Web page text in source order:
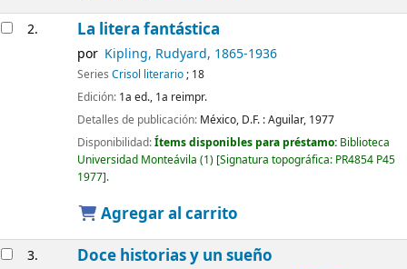
2. La litera fantástica
por Kipling, Rudyard, 1865-1936
Series Crisol literario; 18
Edición: 1a ed., 1a reimpr.
Detalles de publicación: México, D.F. :Aguilar, 1977
Disponibilidad:Ítems disponibles para préstamo: Biblioteca
Universidad Monteávila (1) Signatura topográfica: PR4854 P45
1977 .
Agregar al carrito
3. Doce historias y un sueño